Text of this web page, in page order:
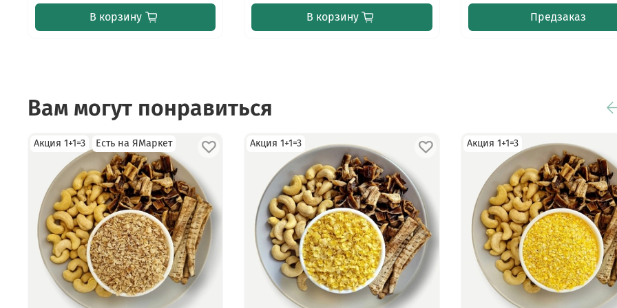
В корзину В корзину Предзаказ
Вам могут понравиться
Акция 1+1=3 Есть на ЯМаркет Акция 1+1=3 Акция 1+1=3